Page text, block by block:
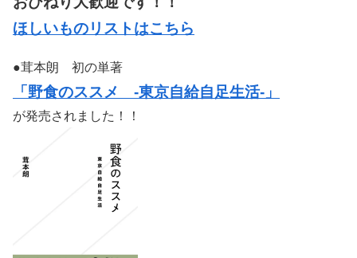
ほしいものリストはこちら
●茸本朗 初の単著
「野食のススメ -東京自給自足生活-」
が発売されました！！